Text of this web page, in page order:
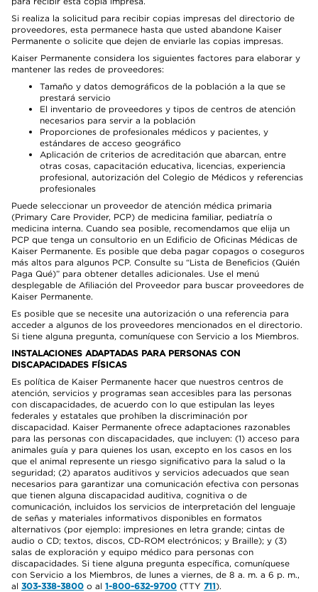
Si realiza la solicitud para recibir copias impresas del directorio de
proveedores, esta permanece hasta que usted abandone Kaiser
Permanente o solicite que dejen de enviarle las copias impresas.
Kaiser Permanente considera los siguientes factores para elaborar y
mantener las redes de proveedores:
Tamaño y datos demográficos de la población a la que se
prestará servicio
El inventario de proveedores y tipos de centros de atención
necesarios para servir a la población
Proporciones de profesionales médicos y pacientes, y
estándares de acceso geográfico
Aplicación de criterios de acreditación que abarcan, entre
otras cosas, capacitación educativa, licencias, experiencia
profesional, autorización del Colegio de Médicos y referencias
profesionales
Puede seleccionar un proveedor de atención médica primaria
(Primary Care Provider, PCP) de medicina familiar, pediatría o
medicina interna. Cuando sea posible, recomendamos que elija un
PCP que tenga un consultorio en un Edificio de Oficinas Médicas de
Kaiser Permanente. Es posible que deba pagar copagos o coseguros
más altos para algunos PCP. Consulte su “Lista de Beneficios (Quién
Paga Qué)” para obtener detalles adicionales. Use el menú
desplegable de Afiliación del Proveedor para buscar proveedores de
Kaiser Permanente.
Es posible que se necesite una autorización o una referencia para
acceder a algunos de los proveedores mencionados en el directorio.
Si tiene alguna pregunta, comuníquese con Servicio a los Miembros.
INSTALACIONES ADAPTADAS PARA PERSONAS CON
DISCAPACIDADES FÍSICAS
Es política de Kaiser Permanente hacer que nuestros centros de
atención, servicios y programas sean accesibles para las personas
con discapacidades, de acuerdo con lo que estipulan las leyes
federales y estatales que prohíben la discriminación por
discapacidad. Kaiser Permanente ofrece adaptaciones razonables
para las personas con discapacidades, que incluyen: (1) acceso para
animales guía y para quienes los usan, excepto en los casos en los
que el animal represente un riesgo significativo para la salud o la
seguridad; (2) aparatos auditivos y servicios adecuados que sean
necesarios para garantizar una comunicación efectiva con personas
que tienen alguna discapacidad auditiva, cognitiva o de
comunicación, incluidos los servicios de interpretación del lenguaje
de señas y materiales informativos disponibles en formatos
alternativos (por ejemplo: impresiones en letra grande; cintas de
audio o CD; textos, discos, CD-ROM electrónicos; y Braille); y (3)
salas de exploración y equipo médico para personas con
discapacidades. Si tiene alguna pregunta específica, comuníquese
con Servicio a los Miembros, de lunes a viernes, de 8 a. m. a 6 p. m.,
al 303-338-3800 o al 1-800-632-9700 (TTY 711).